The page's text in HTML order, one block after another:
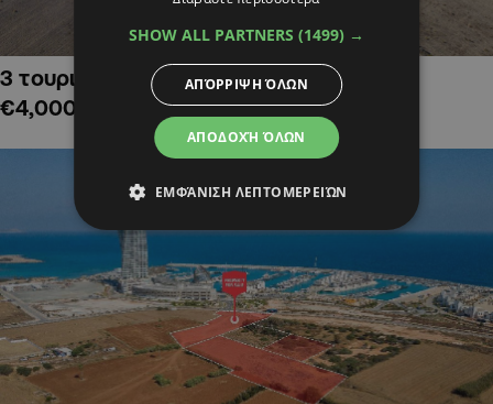
3 τουριστικά χωράφια στην Αλαμινό,
€4,000,000
SHOW ALL PARTNERS (1499) →
ΑΠΟΔΟΧΉ ΌΛΩΝ
ΑΠΌΡΡΙΨΗ ΌΛΩΝ
ΕΜΦΆΝΙΣΗ ΛΕΠΤΟΜΕΡΕΙΏΝ